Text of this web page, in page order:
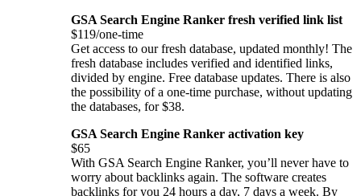
GSA Search Engine Ranker fresh verified link list
$119/one-time
Get access to our fresh database, updated monthly! The
fresh database includes verified and identified links,
divided by engine. Free database updates. There is also
the possibility of a one-time purchase, without updating
the databases, for $38.
GSA Search Engine Ranker activation key
$65
With GSA Search Engine Ranker, you’ll never have to
worry about backlinks again. The software creates
backlinks for you 24 hours a day, 7 days a week. By